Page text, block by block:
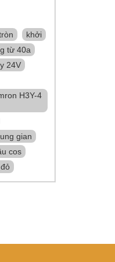
khởi
từ 40a
24V
H3Y-4
gian
cos